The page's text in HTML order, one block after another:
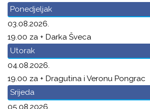
Ponedjeljak
03.08.2026.
19.00 za + Darka Šveca
Utorak
04.08.2026.
19.00 za + Dragutina i Veronu Pongrac
Srijeda
05.08.2026.